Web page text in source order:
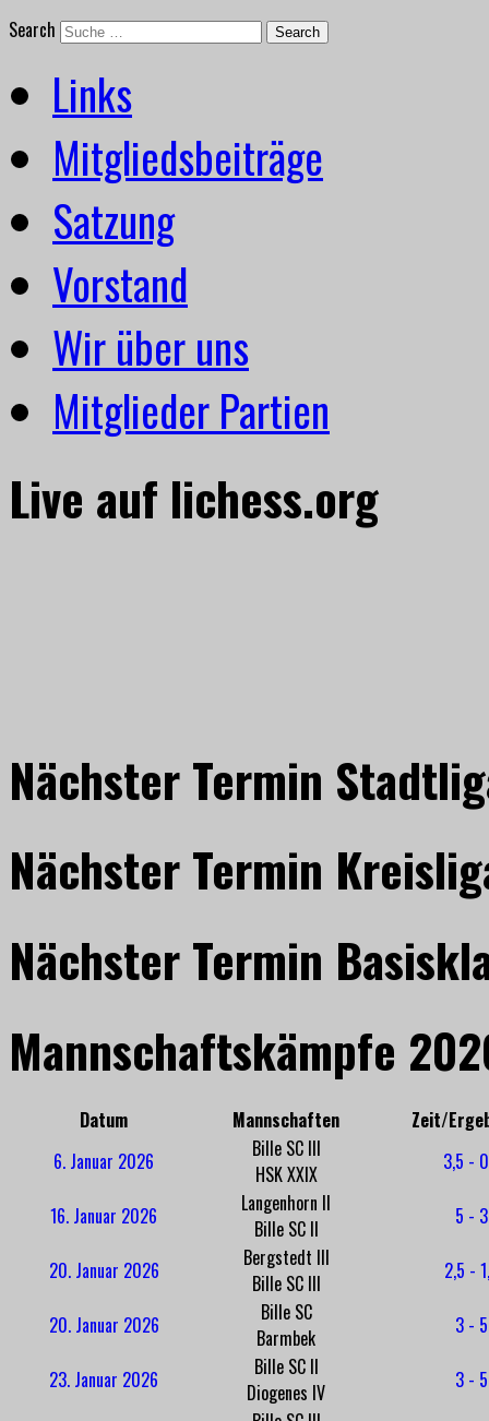
Search
Links
Mitgliedsbeiträge
Satzung
Vorstand
Wir über uns
Mitglieder Partien
Live auf lichess.org
Nächster Termin
Nächster Termin
Nächster Termin
Mannschaftskämpfe
Datum Mannschaften
Zeit/
6. Januar 2026
Bille SC III
HSK XXIX
3,5 -
16. Januar 2026
Langenhorn II
Bille SC II
5 - 3
20. Januar 2026
Bergstedt III
Bille SC III
2,5 -
20. Januar 2026
Bille SC
Barmbek
3 - 5
23. Januar 2026
Bille SC II
Diogenes IV
3 - 5